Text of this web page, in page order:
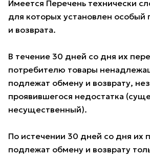
Имеется Перечень технически
для которых установлен особый
и возврата.
В течение 30 дней со дня их
потребителю товары
подлежат обмену и возврату,
проявившегося недостатка
несущественный).
По истечении 30 дней со дня их
подлежат обмену и возврату